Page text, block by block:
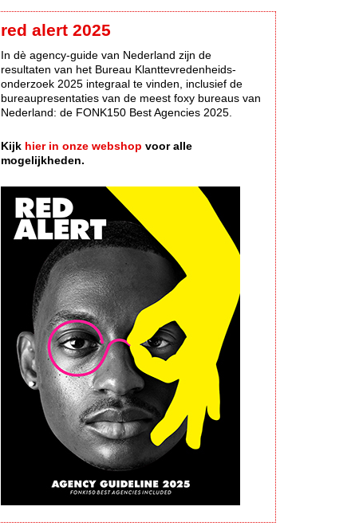
red alert 2025
In dè agency-guide van Nederland zijn de
resultaten van het Bureau Klanttevredenheids-
onderzoek 2025 integraal te vinden, inclusief de
bureaupresentaties van de meest foxy bureaus van
Nederland: de FONK150 Best Agencies 2025.
Kijk hier in onze webshop voor alle
mogelijkheden.